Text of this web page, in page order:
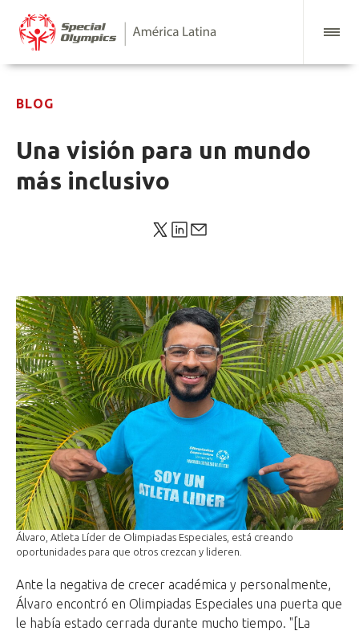
BLOG
Una visión para un mundo
más inclusivo
Álvaro, Atleta Líder de Olimpiadas Especiales, está creando
oportunidades para que otros crezcan y lideren.
Ante la negativa de crecer académica y personalmente,
Álvaro encontró en Olimpiadas Especiales una puerta que
le había estado cerrada durante mucho tiempo. "[La